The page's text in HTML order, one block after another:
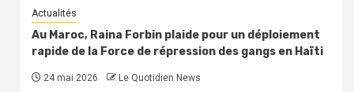
Actualités
Au Maroc, Raina Forbin plaide pour un déploiement
rapide de la Force de répression des gangs en Haïti
24 mai 2026 Le Quotidien News